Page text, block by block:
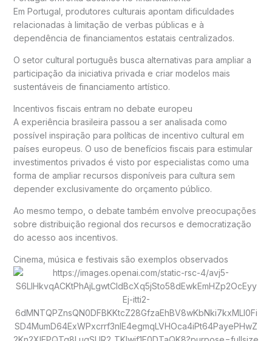
Em Portugal , produtores culturais apontam dificuldades
relacionadas à limitação de verbas públicas e à
dependência de financiamentos estatais centralizados.
O setor cultural português busca alternativas para ampliar a
participação da iniciativa privada e criar modelos mais
sustentáveis de financiamento artístico.
Incentivos fiscais entram no debate europeu
A experiência brasileira passou a ser analisada como
possível inspiração para políticas de incentivo cultural em
países europeus. O uso de benefícios fiscais para estimular
investimentos privados é visto por especialistas como uma
forma de ampliar recursos disponíveis para cultura sem
depender exclusivamente do orçamento público.
Ao mesmo tempo, o debate também envolve preocupações
sobre distribuição regional dos recursos e democratização
do acesso aos incentivos.
Cinema, música e festivais são exemplos observados